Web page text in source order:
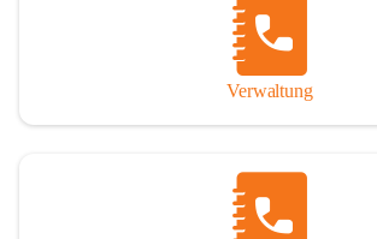
Verwaltung